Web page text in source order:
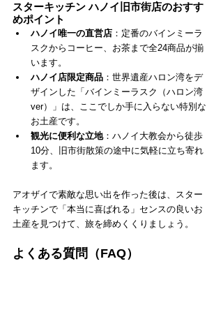
スターキッチン ハノイ旧市街店のおすす
めポイント
ハノイ唯一の直営店 ：定番のバインミーラ
スクからコーヒー、お茶まで全24商品が揃
います。
ハノイ店限定商品 ：世界遺産ハロン湾をデ
ザインした「バインミーラスク（ハロン湾
ver）」は、ここでしか手に入らない特別な
お土産です。
観光に便利な立地：ハノイ大教会から徒歩
10分、旧市街散策の途中に気軽に立ち寄れ
ます。
アオザイで素敵な思い出を作った後は、スター
キッチンで「本当に喜ばれる」センスの良いお
土産を見つけて、旅を締めくくりましょう。
よくある質問（FAQ）